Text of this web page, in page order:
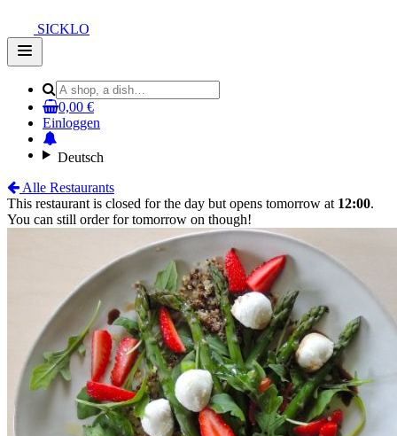
SICKLO
Open
main
0,00 €
Einloggen
Deutsch
Alle Restaurants
This restaurant is closed for the day but opens tomorrow at 12:00.
You can still order for tomorrow on though!